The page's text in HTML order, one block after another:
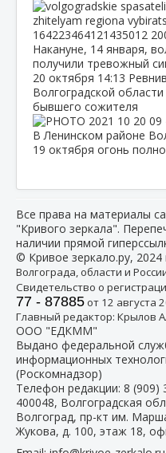
Накануне, 14 января,
получили тревожный
20 октября 14:13
Волгоградской
бывшего сожителя
В Ленинском районе
19 октября огонь
Все права на материалы
"Кривого зеркала".
наличии прямой
© Кривое зеркало.ру, 2024
Волгограда, области и
Свидетельство о
77 - 87885от 12 августа
Главный редактор: Крылов
ООО "ЕДКММ"
Выдано федеральной
информационных
(Роскомнадзор)
Телефон редакции: 8 (909)
400048, Волгоградская
Волгоград, пр-кт им.
Жукова, д. 100, этаж 18,